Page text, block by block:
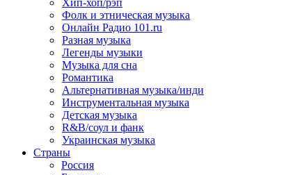
Хип-хоп/рэп
Фолк и этническая музыка
Онлайн Радио 101.ru
Разная музыка
Легенды музыки
Музыка для сна
Романтика
Альтернативная музыка/инди
Инструментальная музыка
Детская музыка
R&B/cоул и фанк
Украинская музыка
Страны
Россия